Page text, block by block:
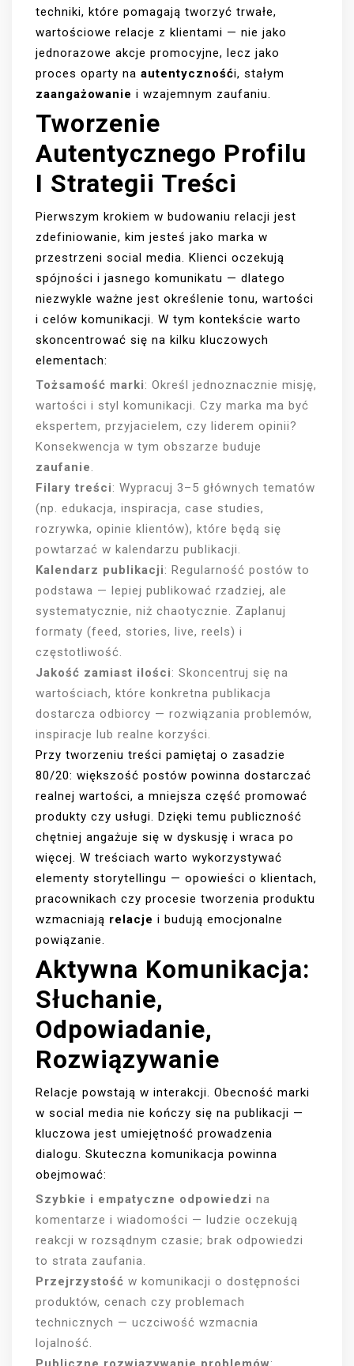
techniki, które pomagają tworzyć trwałe,
wartościowe relacje z klientami — nie jako
jednorazowe akcje promocyjne, lecz jako
proces oparty na autentycznośći, stałym
zaangażowanie i wzajemnym zaufaniu.
Tworzenie
Autentycznego Profilu
I Strategii Treści
Pierwszym krokiem w budowaniu relacji jest
zdefiniowanie, kim jesteś jako marka w
przestrzeni social media. Klienci oczekują
spójności i jasnego komunikatu — dlatego
niezwykle ważne jest określenie tonu, wartości
i celów komunikacji. W tym kontekście warto
skoncentrować się na kilku kluczowych
elementach:
Tożsamość marki: Określ jednoznacznie misję,
wartości i styl komunikacji. Czy marka ma być
ekspertem, przyjacielem, czy liderem opinii?
Konsekwencja w tym obszarze buduje
zaufanie.
Filary treści: Wypracuj 3–5 głównych tematów
(np. edukacja, inspiracja, case studies,
rozrywka, opinie klientów), które będą się
powtarzać w kalendarzu publikacji.
Kalendarz publikacji: Regularność postów to
podstawa — lepiej publikować rzadziej, ale
systematycznie, niż chaotycznie. Zaplanuj
formaty (feed, stories, live, reels) i
częstotliwość.
Jakość zamiast ilości: Skoncentruj się na
wartościach, które konkretna publikacja
dostarcza odbiorcy — rozwiązania problemów,
inspiracje lub realne korzyści.
Przy tworzeniu treści pamiętaj o zasadzie
80/20: większość postów powinna dostarczać
realnej wartości, a mniejsza część promować
produkty czy usługi. Dzięki temu publiczność
chętniej angażuje się w dyskusję i wraca po
więcej. W treściach warto wykorzystywać
elementy storytellingu — opowieści o klientach,
pracownikach czy procesie tworzenia produktu
wzmacniają relacje i budują emocjonalne
powiązanie.
Aktywna Komunikacja:
Słuchanie,
Odpowiadanie,
Rozwiązywanie
Relacje powstają w interakcji. Obecność marki
w social media nie kończy się na publikacji —
kluczowa jest umiejętność prowadzenia
dialogu. Skuteczna komunikacja powinna
obejmować:
Szybkie i empatyczne odpowiedzi na
komentarze i wiadomości — ludzie oczekują
reakcji w rozsądnym czasie; brak odpowiedzi
to strata zaufania.
Przejrzystość w komunikacji o dostępności
produktów, cenach czy problemach
technicznych — uczciwość wzmacnia
lojalność.